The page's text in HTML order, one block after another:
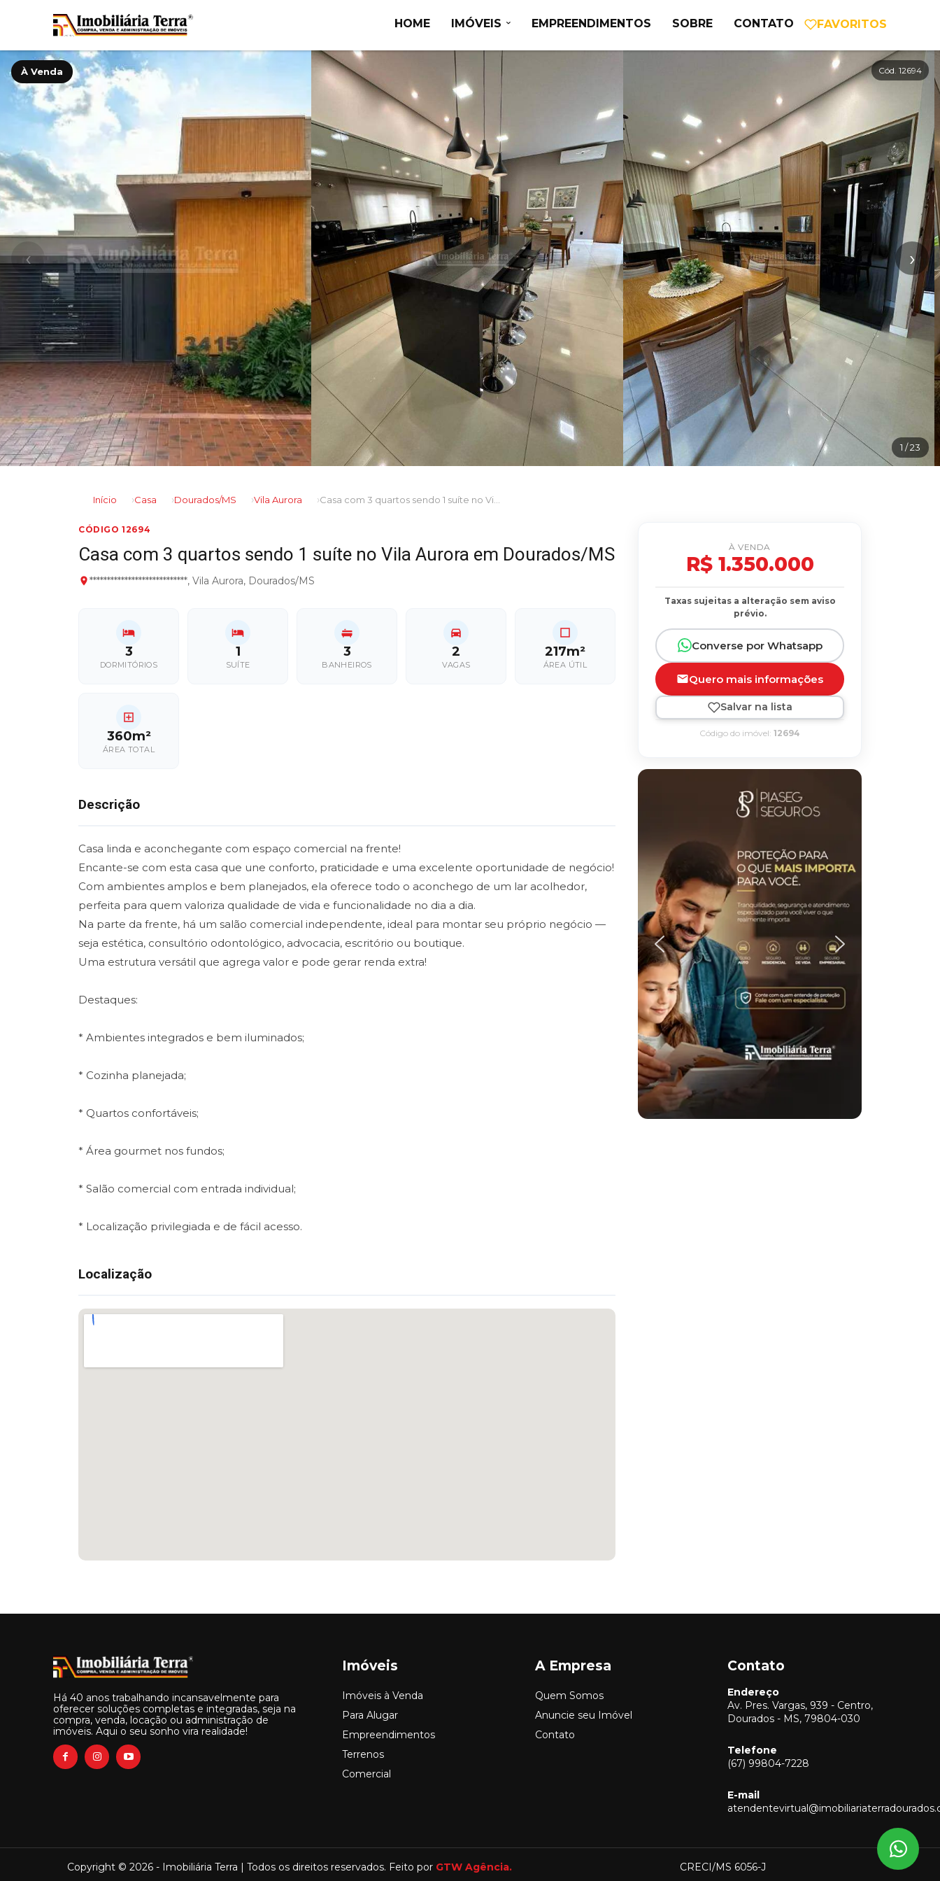
HOME IMÓVEIS EMPREENDIMENTOS SOBRE CONTATO FAVORITOS
À Venda Cód. 12694
‹ ›
1 / 23
Início Casa Dourados/MS Vila Aurora
CÓDIGO 12694
Casa com 3 quartos sendo 1 suíte no Vila Aurora em Dourados/MS
****************************, Vila Aurora, Dourados/MS
3
DORMITÓRIOS
1
SUÍTE
3
BANHEIROS
2
VAGAS
217m²
ÁREA ÚTIL
360m²
ÁREA TOTAL
Descrição
Casa linda e aconchegante com espaço comercial na frente!
Encante-se com esta casa que une conforto, praticidade e uma excelente oportunidade de negócio!
Com ambientes amplos e bem planejados, ela oferece todo o aconchego de um lar acolhedor,
perfeita para quem valoriza qualidade de vida e funcionalidade no dia a dia.
Na parte da frente, há um salão comercial independente, ideal para montar seu próprio negócio —
seja estética, consultório odontológico, advocacia, escritório ou boutique.
Uma estrutura versátil que agrega valor e pode gerar renda extra!
Destaques:
* Ambientes integrados e bem iluminados;
* Cozinha planejada;
* Quartos confortáveis;
* Área gourmet nos fundos;
* Salão comercial com entrada individual;
* Localização privilegiada e de fácil acesso.
Localização
À VENDA
R$ 1.350.000
Taxas sujeitas a alteração sem aviso
prévio.
Converse por Whatsapp
Quero mais informações
Salvar na lista
Código do imóvel: 12694
Há 40 anos trabalhando incansavelmente para
oferecer soluções completas e integradas, seja na
compra, venda, locação ou administração de
imóveis. Aqui o seu sonho vira realidade!
Imóveis
Imóveis à Venda
Para Alugar
Empreendimentos
Terrenos
Comercial
A Empresa
Quem Somos
Anuncie seu Imóvel
Contato
Contato
Endereço
Av. Pres. Vargas, 939 - Centro,
Dourados - MS, 79804-030
Telefone
(67) 99804-7228
E-mail
Copyright © 2026 - Imobiliária Terra | Todos os direitos reservados. Feito por GTW Agência. CRECI/MS 6056-J
Captação